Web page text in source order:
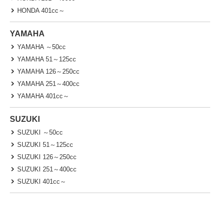
HONDA 401cc～
YAMAHA
YAMAHA ～50cc
YAMAHA 51～125cc
YAMAHA 126～250cc
YAMAHA 251～400cc
YAMAHA 401cc～
SUZUKI
SUZUKI ～50cc
SUZUKI 51～125cc
SUZUKI 126～250cc
SUZUKI 251～400cc
SUZUKI 401cc～